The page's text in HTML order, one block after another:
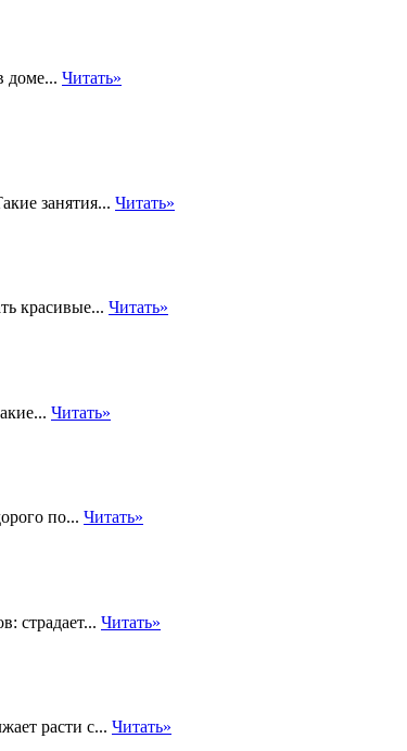
доме... Читать»
занятия... Читать»
красивые... Читать»
Читать»
по... Читать»
страдает... Читать»
расти с... Читать»